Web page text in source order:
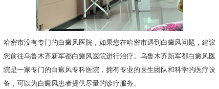
哈密市没有专门的白癜风医院，如果您在哈密市遇到白癜风问题，建议
您前往乌鲁木齐新军都白癜风医院进行治疗。乌鲁木齐新军都白癜风医
院是一家专门的白癜风专科医院，拥有专业的医生团队和科学的医疗设
备，可以为白癜风患者提供尽量的诊疗服务。